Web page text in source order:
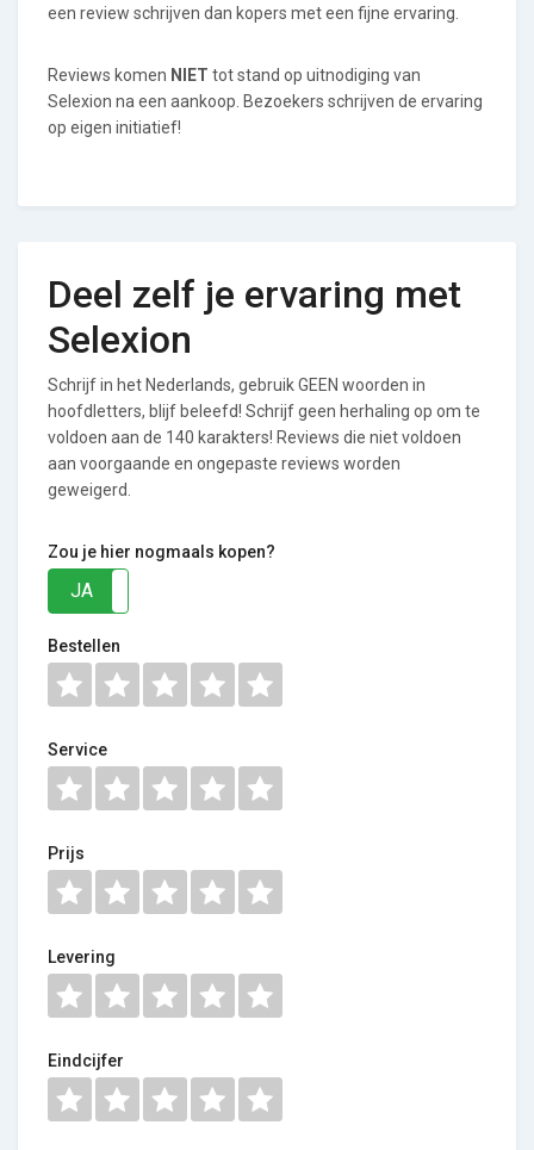
een review schrijven dan kopers met een fijne ervaring.
Reviews komen NIET tot stand op uitnodiging van
Selexion na een aankoop. Bezoekers schrijven de ervaring
op eigen initiatief!
Deel zelf je ervaring met
Selexion
Schrijf in het Nederlands, gebruik GEEN woorden in
hoofdletters, blijf beleefd! Schrijf geen herhaling op om te
voldoen aan de 140 karakters! Reviews die niet voldoen
aan voorgaande en ongepaste reviews worden
geweigerd.
Zou je hier nogmaals kopen?
JA
Bestellen
Service
Prijs
Levering
Eindcijfer